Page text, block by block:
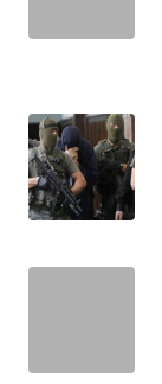
SULTRA
WN
NTB
WN